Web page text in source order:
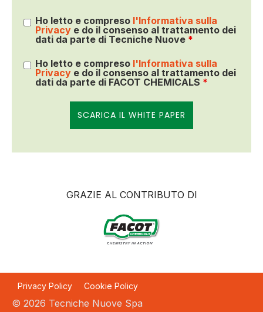
Ho letto e compreso l'Informativa sulla
Privacy e do il consenso al trattamento dei
dati da parte di Tecniche Nuove *
Ho letto e compreso l'Informativa sulla
Privacy e do il consenso al trattamento dei
dati da parte di FACOT CHEMICALS *
GRAZIE AL CONTRIBUTO DI
© 2026 Tecniche Nuove Spa
Privacy Policy Cookie Policy